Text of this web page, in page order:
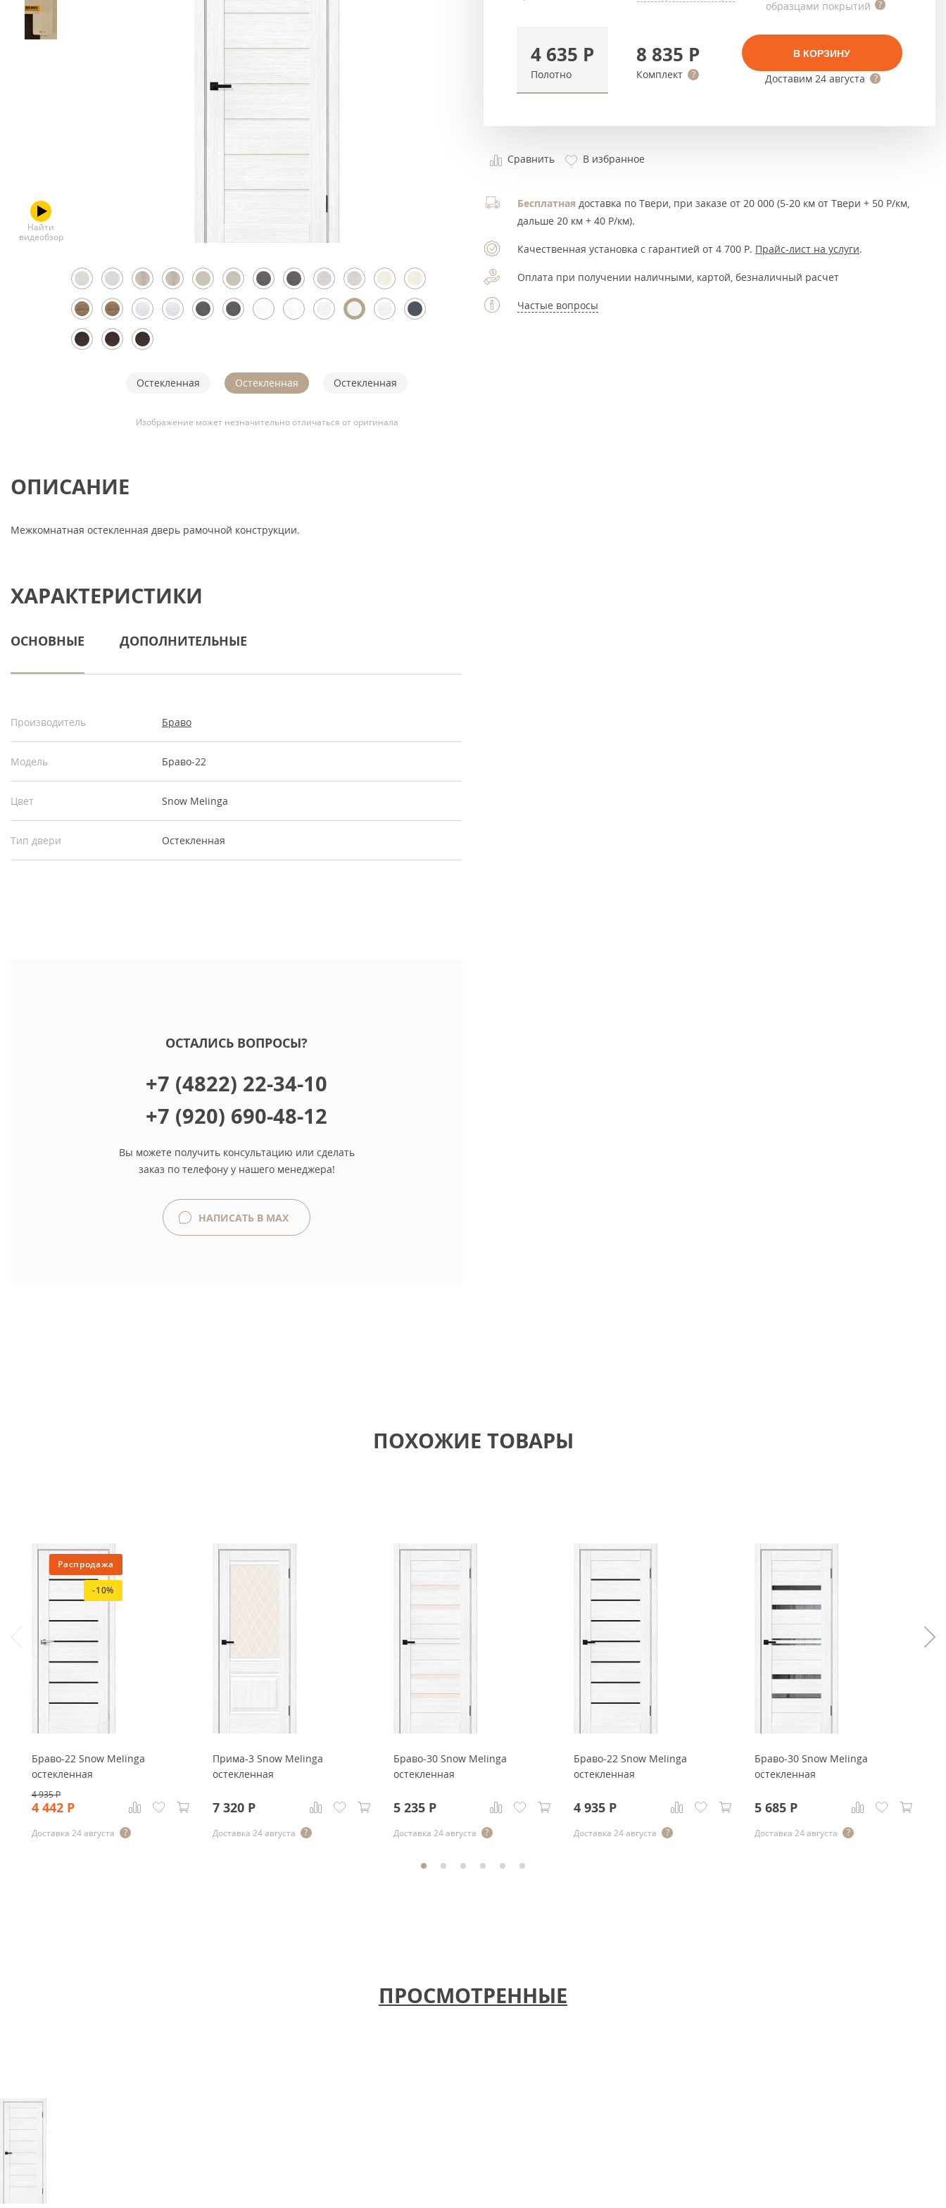
Темный
Найти
видеобзор
Остекленная Остекленная Остекленная
Изображение может незначительно отличаться от оригинала
ОПИСАНИЕ
Межкомнатная остекленная дверь рамочной конструкции.
ХАРАКТЕРИСТИКИ
ОСНОВНЫЕ ДОПОЛНИТЕЛЬНЫЕ
Производитель Браво
Модель Браво-22
Цвет Snow Melinga
Тип двери Остекленная
ОСТАЛИСЬ ВОПРОСЫ?
+7 (4822) 22-34-10
+7 (920) 690-48-12
Вы можете получить консультацию или сделать
заказ по телефону у нашего менеджера!
НАПИСАТЬ В MAX
образцами покрытий
4 635 Р
Полотно
8 835 Р
Комплект
В КОРЗИНУ
Доставим24 августа
Сравнить В избранное
Бесплатная доставка по Твери, при заказе от 20 000 (5-20 км от Твери + 50 Р/км,
дальше 20 км + 40 Р/км).
Качественная установка с гарантией от 4 700 Р. Прайс-лист на услуги.
Оплата при получении наличными, картой, безналичный расчет
Частые вопросы
ПОХОЖИЕ ТОВАРЫ
Распродажа
-10%
Браво-22 Snow Melinga
остекленная
4 935Р
4 442 Р
Доставка 24 августа
Прима-3 Snow Melinga
остекленная
7 320Р
Доставка 24 августа
Браво-30 Snow Melinga
остекленная
5 235Р
Доставка 24 августа
Браво-22 Snow Melinga
остекленная
4 935 Р
Доставка 24 августа
Браво-30 Snow Melinga
остекленная
5 685 Р
Доставка 24 августа
ПРОСМОТРЕННЫЕ